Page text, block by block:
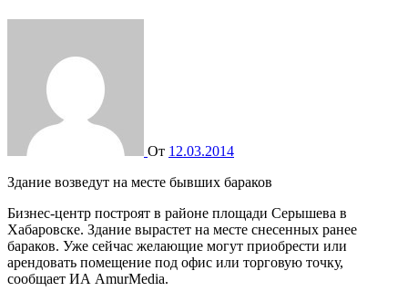
От 12.03.2014
Здание возведут на месте бывших бараков
Бизнес-центр построят в районе площади Серышева в
Хабаровске. Здание вырастет на месте снесенных ранее
бараков. Уже сейчас желающие могут приобрести или
арендовать помещение под офис или торговую точку,
сообщает ИА AmurMedia.